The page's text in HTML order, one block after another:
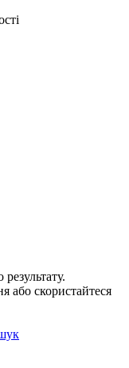
або скористайтеся